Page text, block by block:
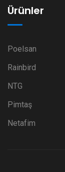
Ürünler
Poelsan
Rainbird
NTG
Pimtaş
Netafim